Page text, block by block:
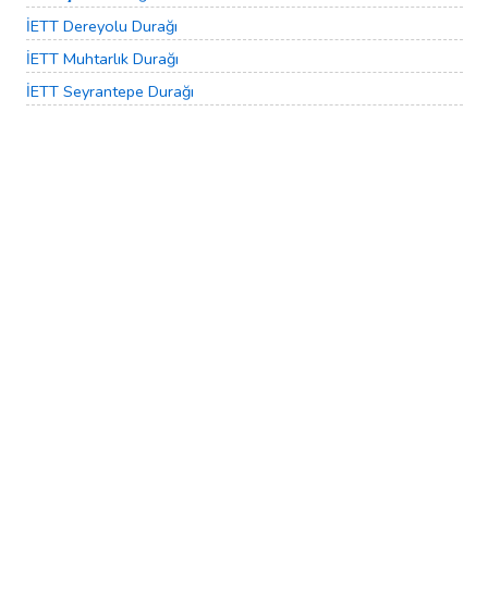
İETT Dereyolu Durağı
İETT Muhtarlık Durağı
İETT Seyrantepe Durağı